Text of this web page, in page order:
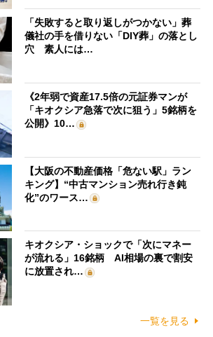
「失敗すると取り返しがつかない」葬
儀社の手を借りない「DIY葬」の落とし
穴 素人には…
《2年弱で資産17.5倍の元証券マンが
「キオクシア急落で次に狙う」5銘柄を
公開》10…
【大阪の不動産価格「危ない駅」ラン
キング】“中古マンション売れ行き鈍
化”のワース…
キオクシア・ショックで「次にマネー
が流れる」16銘柄 AI相場の裏で割安
に放置され…
一覧を見る